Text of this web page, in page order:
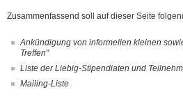
Zusammenfassend soll auf dieser Seite
Ankündigung von informellen kleinen
Treffen"
Liste der Liebig-Stipendiaten und
Mailing-Liste